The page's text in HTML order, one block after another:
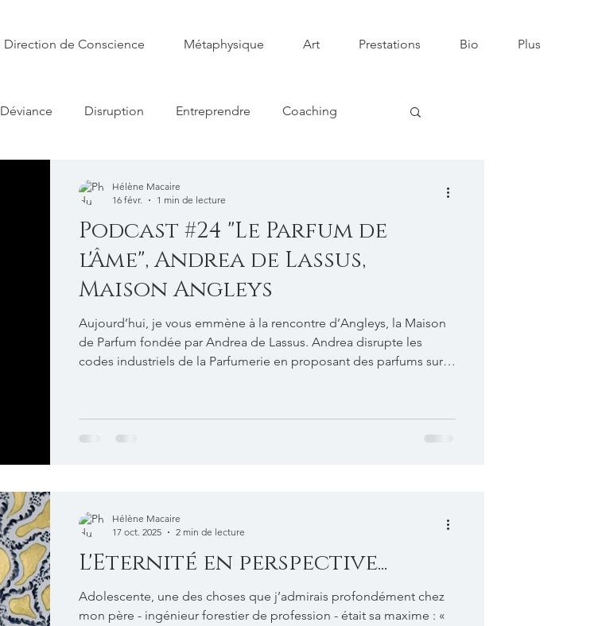
Direction de Conscience Métaphysique Art Prestations Bio Plus
Déviance Disruption Entreprendre Coaching
Podcast #24 "Le Parfum de
l'Âme", Andrea de Lassus,
Maison Angleys
Aujourd’hui, je vous emmène à la rencontre d’Angleys, la Maison
de Parfum fondée par Andrea de Lassus. Andrea disrupte les
codes industriels de la Parfumerie en proposant des parfums sur
devriez avoir un coup de cœur pour l’œuvre d’Andrea. Au
programme de notre échange : Quels sont les moteurs
Hélène Macaire
16 févr.
1 min de lecture
L'Eternité en perspective...
Adolescente, une des choses que j’admirais profondément chez
mon père - ingénieur forestier de profession - était sa maxime : «
Hélène Macaire
17 oct. 2025
2 min de lecture